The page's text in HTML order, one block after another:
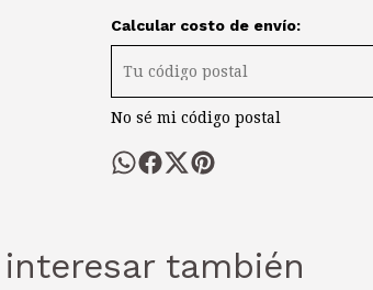
Calcular costo de envío:
No sé mi código postal
también